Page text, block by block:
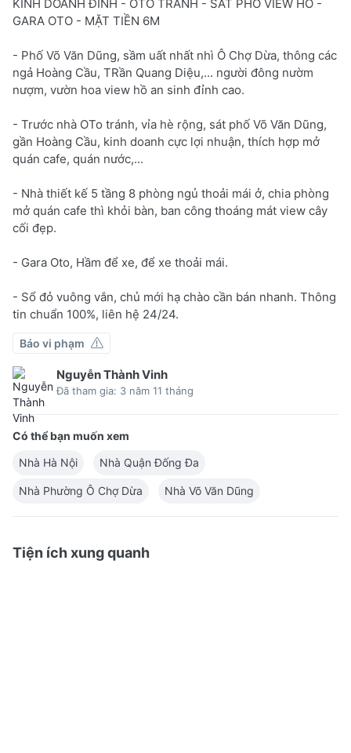
KINH DOANH ĐỈNH - OTO TRÁNH - SÁT PHỐ VIEW HỒ -
GARA OTO - MẶT TIỀN 6M
- Phố Võ Văn Dũng, sầm uất nhất nhì Ô Chợ Dừa, thông các
ngả Hoàng Cầu, TRần Quang Diệu,... người đông nườm
nượm, vườn hoa view hồ an sinh đỉnh cao.
- Trước nhà OTo tránh, vỉa hè rộng, sát phố Võ Văn Dũng,
gần Hoàng Cầu, kinh doanh cực lợi nhuận, thích hợp mở
quán cafe, quán nước,...
- Nhà thiết kế 5 tầng 8 phòng ngủ thoải mái ở, chia phòng
mở quán cafe thì khỏi bàn, ban công thoáng mát view cây
cối đẹp.
- Gara Oto, Hầm để xe, để xe thoải mái.
- Sổ đỏ vuông vắn, chủ mới hạ chào cần bán nhanh. Thông
tin chuẩn 100%, liên hệ 24/24.
Báo vi phạm
Nguyễn Thành Vinh
Đã tham gia: 3 năm 11 tháng
Có thể bạn muốn xem
Nhà Hà Nội
Nhà Quận Đống Đa
Nhà Phường Ô Chợ Dừa Nhà Võ Văn Dũng
Tiện ích xung quanh